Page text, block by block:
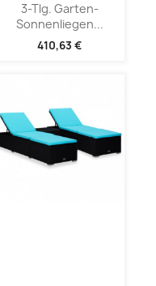
3-Tlg. Garten-
Sonnenliegen...
410,63 €